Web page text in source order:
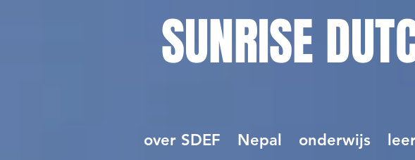
SUNRISE
over SDEF Nepal onderwijs